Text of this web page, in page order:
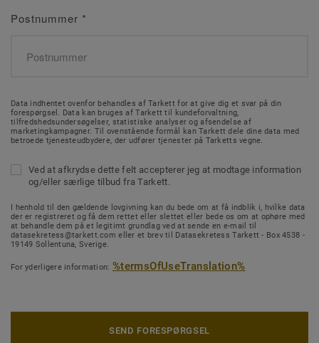
Postnummer *
Data indhentet ovenfor behandles af Tarkett for at give dig et svar på din
forespørgsel. Data kan bruges af Tarkett til kundeforvaltning,
tilfredshedsundersøgelser, statistiske analyser og afsendelse af
marketingkampagner. Til ovenstående formål kan Tarkett dele dine data med
betroede tjenesteudbydere, der udfører tjenester på Tarketts vegne.
Ved at afkrydse dette felt accepterer jeg at modtage information
og/eller særlige tilbud fra Tarkett.
I henhold til den gældende lovgivning kan du bede om at få indblik i, hvilke data
der er registreret og få dem rettet eller slettet eller bede os om at ophøre med
at behandle dem på et legitimt grundlag ved at sende en e-mail til
datasekretess@tarkett.com eller et brev til Datasekretess Tarkett - Box 4538 -
19149 Sollentuna, Sverige.
For yderligere information: %termsOfUseTranslation%
SEND FORESPØRGSEL